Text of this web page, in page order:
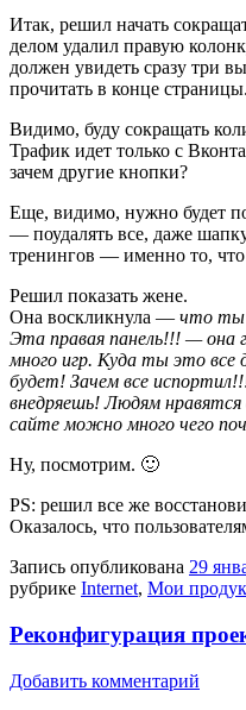
Итак, решил начать
делом удалил правую
должен увидеть сразу три
прочитать в конце страницы.
Видимо, буду сокращать
Трафик идет только с
зачем другие кнопки?
Еще, видимо, нужно будет
— поудалять все, даже
тренингов — именно то,
Решил показать жене.
Она воскликнула — что ты
Эта правая панель!!! — она
много игр. Куда ты это все
будет! Зачем все
внедряешь! Людям
сайте можно много чего
Ну, посмотрим. 🙂
PS: решил все же
Оказалось, что
Запись опубликована 29
рубрике Internet, Мои
Реконфигурация
Добавить комментарий